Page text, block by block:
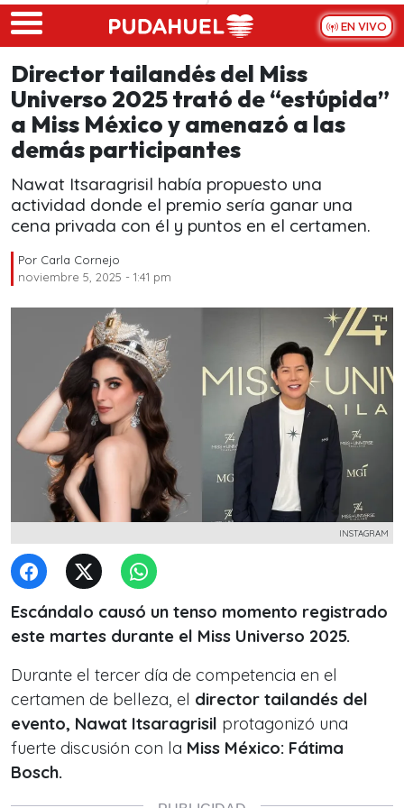
Skip to main content
EN VIVO
Director tailandés del Miss
Universo 2025 trató de “estúpida”
a Miss México y amenazó a las
demás participantes
Nawat Itsaragrisil había propuesto una
actividad donde el premio sería ganar una
cena privada con él y puntos en el certamen.
Por Carla Cornejo
noviembre 5, 2025 - 1:41 pm
INSTAGRAM
Escándalo causó un tenso momento registrado
este martes durante el Miss Universo 2025.
Durante el tercer día de competencia en el
certamen de belleza, el director tailandés del
evento, Nawat Itsaragrisil protagonizó una
fuerte discusión con la Miss México: Fátima
Bosch.